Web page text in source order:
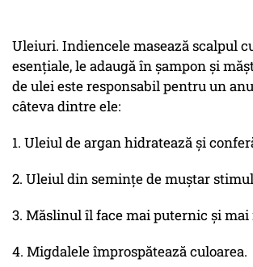
Uleiuri. Indiencele masează scalpul
esențiale, le adaugă în șampon și
de ulei este responsabil pentru un
câteva dintre ele:
1. Uleiul de argan hidratează și
2. Uleiul din semințe de muștar
3. Măslinul îl face mai puternic și mai
4. Migdalele împrospătează culoarea.